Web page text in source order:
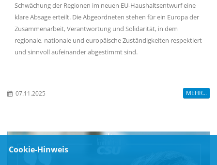
Schwächung der Regionen im neuen EU-Haushaltsentwurf eine
klare Absage erteilt. Die Abgeordneten stehen für ein Europa der
Zusammenarbeit, Verantwortung und Solidarität, in dem
regionale, nationale und europäische Zuständigkeiten respektiert
und sinnvoll aufeinander abgestimmt sind.
07.11.2025 MEHR...
Cookie-Hinweis